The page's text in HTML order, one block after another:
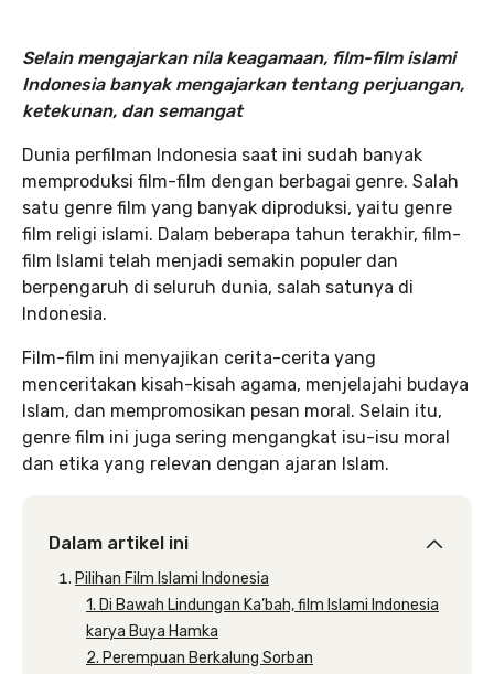
Selain mengajarkan nila keagamaan, film-film islami
Indonesia banyak mengajarkan tentang perjuangan,
ketekunan, dan semangat
Dunia perfilman Indonesia saat ini sudah banyak
memproduksi film-film dengan berbagai genre. Salah
satu genre film yang banyak diproduksi, yaitu genre
film religi islami. Dalam beberapa tahun terakhir, film-
film Islami telah menjadi semakin populer dan
berpengaruh di seluruh dunia, salah satunya di
Indonesia.
Film-film ini menyajikan cerita-cerita yang
menceritakan kisah-kisah agama, menjelajahi budaya
Islam, dan mempromosikan pesan moral. Selain itu,
genre film ini juga sering mengangkat isu-isu moral
dan etika yang relevan dengan ajaran Islam.
Dalam artikel ini
Pilihan Film Islami Indonesia
1. Di Bawah Lindungan Ka’bah, film Islami Indonesia
karya Buya Hamka
2. Perempuan Berkalung Sorban